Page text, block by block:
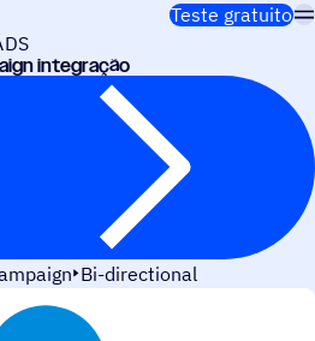
Teste gratuito
integração
Bi-directional